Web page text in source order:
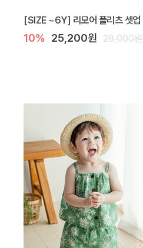
[SIZE ~6Y] 리모어 플리츠 셋업
10% 25,200원 28,000원